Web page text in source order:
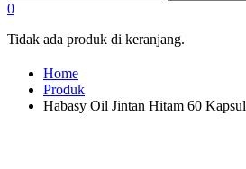
0
Tidak ada produk di keranjang.
Home
Produk
Habasy Oil Jintan Hitam 60 Kapsul